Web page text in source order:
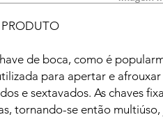
de boca, como é
para apertar e
e sextavados. As chaves
tornando-se então